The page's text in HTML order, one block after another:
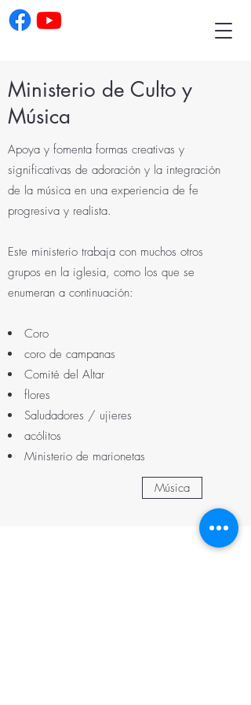
Ministerio de Culto y
Música
Apoya y fomenta formas creativas y
significativas de adoración y la integración
de la música en una experiencia de fe
progresiva y realista.
Este ministerio trabaja con muchos otros
grupos en la iglesia, como los que se
enumeran a continuación:
Coro
coro de campanas
Comité del Altar
flores
Saludadores / ujieres
acólitos
Ministerio de marionetas
Música